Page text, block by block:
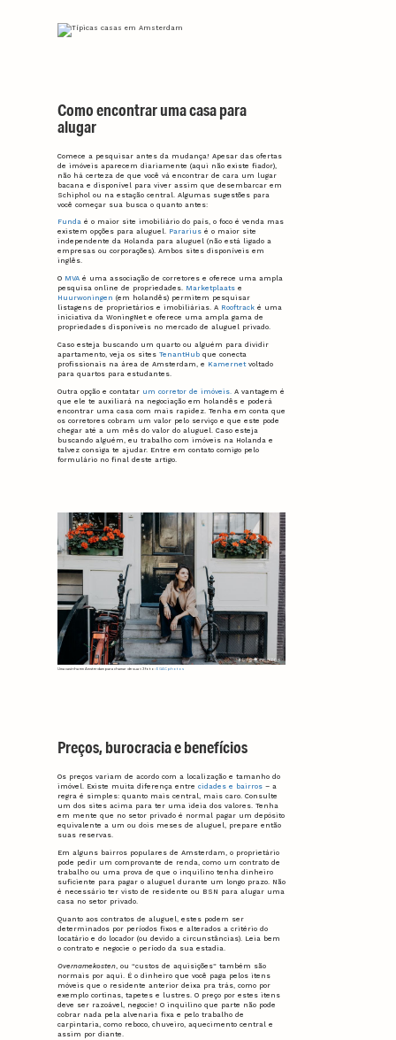
Como encontrar uma casa para
alugar
Comece a pesquisar antes da mudança! Apesar das ofertas
de imóveis aparecem diariamente (aqui não existe fiador),
não há certeza de que você vá encontrar de cara um lugar
bacana e disponível para viver assim que desembarcar em
Schiphol ou na estação central. Algumas sugestões para
você começar sua busca o quanto antes:
Fundaé o maior site imobiliário do país, o foco é venda mas
existem opções para aluguel. Parariusé o maior site
independente da Holanda para aluguel (não está ligado a
empresas ou corporações). Ambos sites disponíveis em
inglês.
O MVAé uma associação de corretores e oferece uma ampla
pesquisa online de propriedades. Marketplaatse
Huurwoningen (em holandês) permitem pesquisar
listagens de proprietários e imobiliárias. A Rooftracké uma
iniciativa da WoningNet e oferece uma ampla gama de
propriedades disponíveis no mercado de aluguel privado.
Caso esteja buscando um quarto ou alguém para dividir
apartamento, veja os sites TenantHubque conecta
profissionais na área de Amsterdam, e Kamernetvoltado
para quartos para estudantes.
Outra opção e contatar um corretor de imóveis.A vantagem é
que ele te auxiliará na negociação em holandês e poderá
encontrar uma casa com mais rapidez. Tenha em conta que
os corretores cobram um valor pelo serviço e que este pode
chegar até a um mês do valor do aluguel. Caso esteja
buscando alguém, eu trabalho com imóveis na Holanda e
talvez consiga te ajudar. Entre em contato comigo pelo
formulário no final deste artigo.
Uma casinha em Amsterdam para chamar de sua <3 foto: EGAC photos
Preços, burocracia e benefícios
Os preços variam de acordo com a localização e tamanho do
imóvel. Existe muita diferença entre cidades e bairros– a
regra é simples: quanto mais central, mais caro. Consulte
um dos sites acima para ter uma ideia dos valores. Tenha
em mente que no setor privado é normal pagar um depósito
equivalente a um ou dois meses de aluguel, prepare então
suas reservas.
Em alguns bairros populares de Amsterdam, o proprietário
pode pedir um comprovante de renda, como um contrato de
trabalho ou uma prova de que o inquilino tenha dinheiro
suficiente para pagar o aluguel durante um longo prazo. Não
é necessário ter visto de residente ou BSN para alugar uma
casa no setor privado.
Quanto aos contratos de aluguel, estes podem ser
determinados por períodos fixos e alterados a critério do
locatário e do locador (ou devido a circunstâncias). Leia bem
o contrato e negocie o período da sua estadia.
Overnamekosten, ou “custos de aquisições” também são
normais por aqui. É o dinheiro que você paga pelos itens
móveis que o residente anterior deixa pra trás, como por
exemplo cortinas, tapetes e lustres. O preço por estes itens
deve ser razoável, negocie! O inquilino que parte não pode
cobrar nada pela alvenaria fixa e pelo trabalho de
carpintaria, como reboco, chuveiro, aquecimento central e
assim por diante.